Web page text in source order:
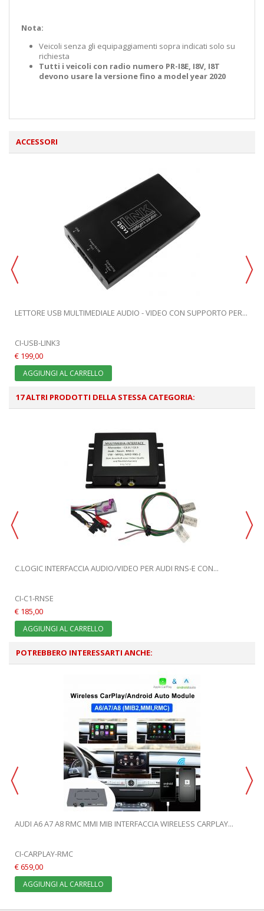
Nota:
Veicoli senza gli equipaggiamenti sopra indicati solo su
richiesta
Tutti i veicoli con radio numero PR-I8E, I8V, I8T
devono usare la versione fino a model year 2020
ACCESSORI
LETTORE USB MULTIMEDIALE AUDIO - VIDEO CON SUPPORTO PER...
CI-USB-LINK3
€ 199,00
AGGIUNGI AL CARRELLO
17 ALTRI PRODOTTI DELLA STESSA CATEGORIA:
C.LOGIC INTERFACCIA AUDIO/VIDEO PER AUDI RNS-E CON...
CI-C1-RNSE
€ 185,00
AGGIUNGI AL CARRELLO
POTREBBERO INTERESSARTI ANCHE:
AUDI A6 A7 A8 RMC MMI MIB INTERFACCIA WIRELESS CARPLAY...
CI-CARPLAY-RMC
€ 659,00
AGGIUNGI AL CARRELLO